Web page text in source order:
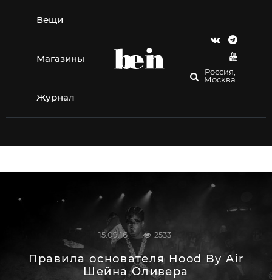
содержимому
Вещи
Магазины
Журнал
Россия,
Москва
15.09.16 2533
Правила основателя Hood By Air
Шейна Оливера